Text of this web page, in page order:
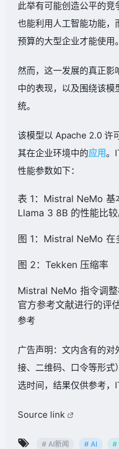
此举有可能创造公平的
也能利用人工智能功能，
预算的大型企业才能使用。
然而，这一发展的真正影
中的表现，以及围绕该模
统。
该模型以 Apache 2.0 许
其在企业环境中的应用。
性能参数如下：
表 1：Mistral NeMo 基
Llama 3 8B 的性能比较
图 1：Mistral NeMo 在
图 2：Tekken 压缩率
Mistral NeMo 指令调
官方参考文献进行的评估
参考
广告声明：文内含有的
接、二维码、口令等形式
选时间，结果仅供参考，
Source link
# AI新闻 # AI #